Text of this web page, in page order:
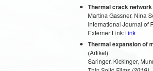
Thermal crack
Martina Gassner, Nina
International Journal of
Externer Link:Link
Thermal expansion of
(Artikel)
Saringer, Kickinger,